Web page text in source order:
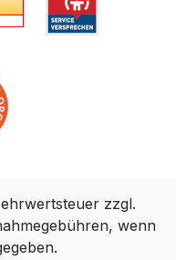
zzgl.
wenn